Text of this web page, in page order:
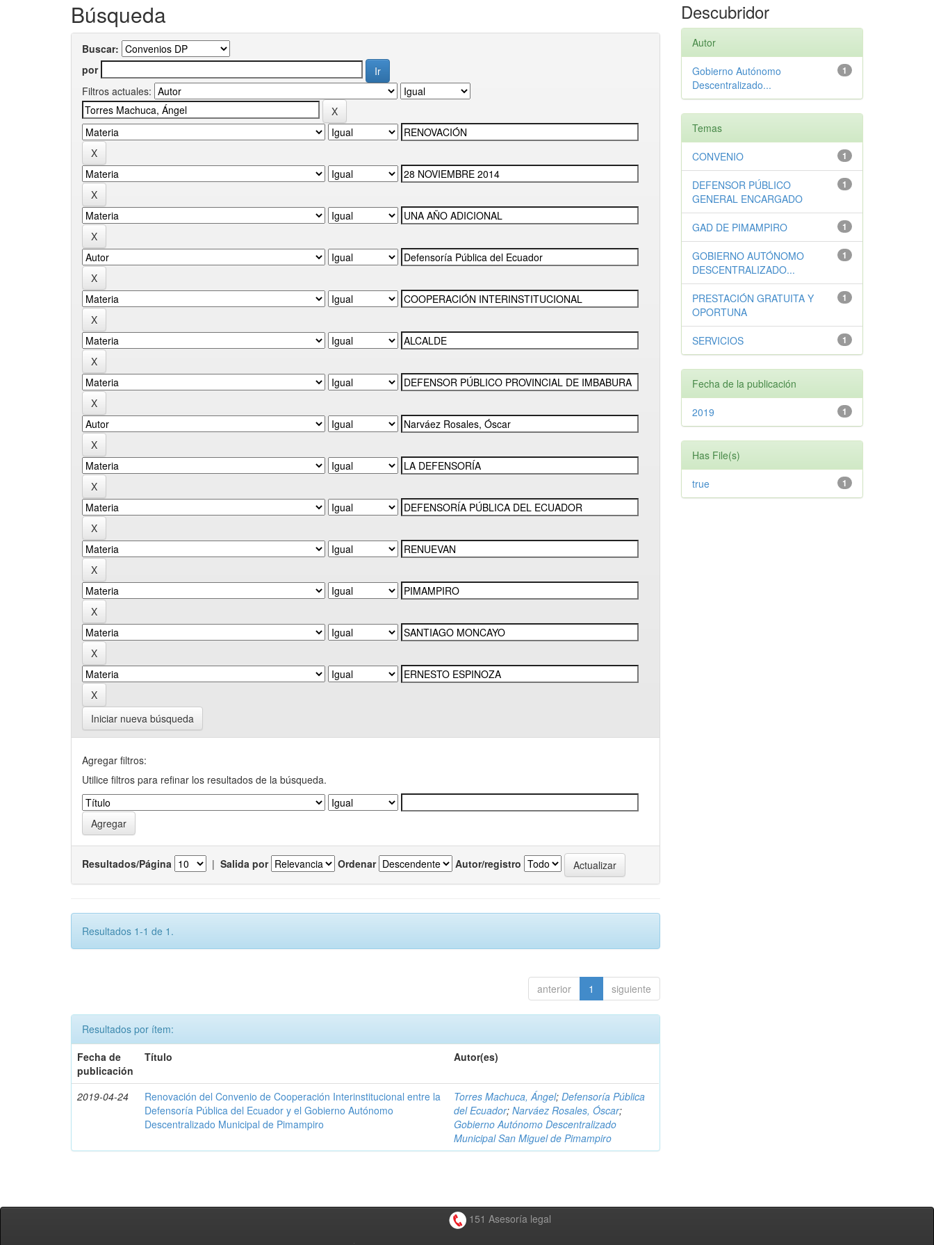
Búsqueda
Buscar:
por
Filtros actuales:
Iniciar nueva búsqueda
Agregar filtros:
Utilice filtros para refinar los resultados de la búsqueda.
Resultados/Página | Salida por Ordenar Autor/registro
Resultados 1-1 de 1.
anterior 1 siguiente
Resultados por ítem:
Fecha de
publicación
Título Autor(es)
2019-04-24
Renovación del Convenio de Cooperación Interinstitucional entre la
Defensoría Pública del Ecuador y el Gobierno Autónomo
Descentralizado Municipal de Pimampiro
Torres Machuca, Ángel;Defensoría Pública
del Ecuador;Narváez Rosales, Óscar;
Gobierno Autónomo Descentralizado
Municipal San Miguel de Pimampiro
Descubridor
Autor
1
Gobierno Autónomo
Descentralizado...
Temas
1
CONVENIO
1
DEFENSOR PÚBLICO
GENERAL ENCARGADO
1
GAD DE PIMAMPIRO
1
GOBIERNO AUTÓNOMO
DESCENTRALIZADO...
1
PRESTACIÓN GRATUITA Y
OPORTUNA
1
SERVICIOS
Fecha de la publicación
1
2019
Has File(s)
1
true
151 Asesoría legal